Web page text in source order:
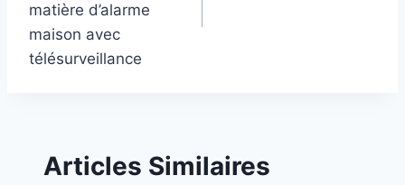
matière d’alarme
maison avec
télésurveillance
Articles Similaires